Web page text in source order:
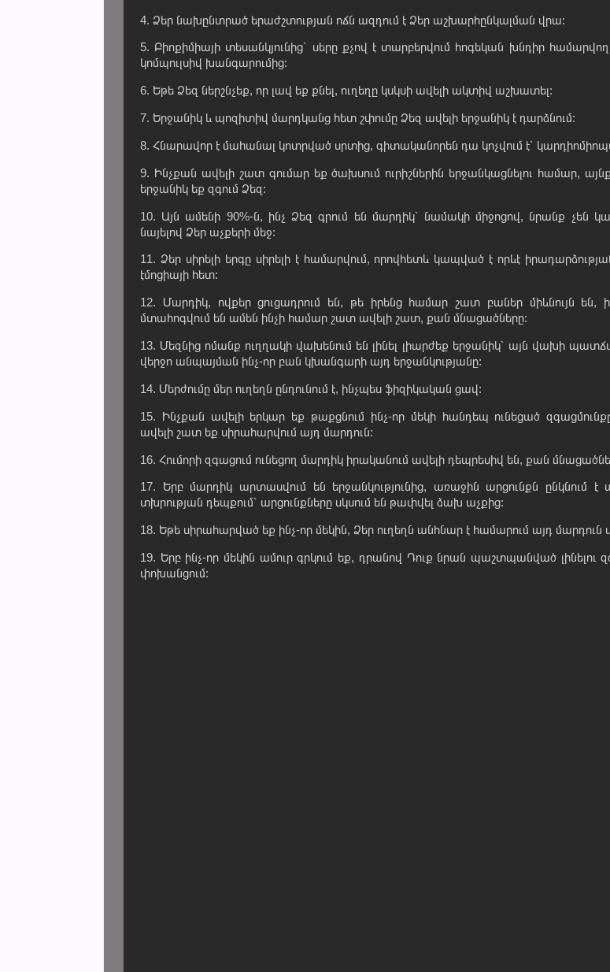
4. Ձեր նախընտրած երաժշտության ոճն ազդում է Ձեր աշխարհընկալման վրա:
5. Բիոքիմիայի տեսանկյունից՝ սերը քչով է տարբերվում հոգեկան խնդիր
կոմպուլսիվ խանգարումից:
6. Եթե Ձեզ ներշնչեք, որ լավ եք քնել, ուղեղը կսկսի ավելի ակտիվ աշխատել:
7. Երջանիկ և պոզիտիվ մարդկանց հետ շփումը Ձեզ ավելի երջանիկ է դարձնում:
8. Հնարավոր է մահանալ կոտրված սրտից, գիտականորեն դա կոչվում է՝
9. Ինչքան ավելի շատ գումար եք ծախսում ուրիշներին երջանկացնելու համար,
երջանիկ եք զգում Ձեզ:
10. Այն ամենի 90%-ն, ինչ Ձեզ գրում են մարդիկ՝ նամակի միջոցով, նրանք չեն
նայելով Ձեր աչքերի մեջ:
11. Ձեր սիրելի երգը սիրելի է համարվում, որովհետև կապված է որևէ
էմոցիայի հետ:
12. Մարդիկ, ովքեր ցուցադրում են, թե իրենց համար շատ բաներ միևնույն են,
մտահոգվում են ամեն ինչի համար շատ ավելի շատ, քան մնացածները:
13. Մեզնից ոմանք ուղղակի վախենում են լինել լիարժեք երջանիկ՝ այն վախի
վերջո անպայման ինչ-որ բան կխանգարի այդ երջանկությանը:
14. Մերժումը մեր ուղեղն ընդունում է, ինչպես ֆիզիկական ցավ:
15. Ինչքան ավելի երկար եք թաքցնում ինչ-որ մեկի հանդեպ ունեցած
ավելի շատ եք սիրահարվում այդ մարդուն:
16. Հումորի զգացում ունեցող մարդիկ իրականում ավելի դեպրեսիվ են, քան
17. Երբ մարդիկ արտասվում են երջանկությունից, առաջին արցունքն ընկնում է
տխրության դեպքում՝ արցունքները սկսում են թափվել ձախ աչքից:
18. Եթե սիրահարված եք ինչ-որ մեկին, Ձեր ուղեղն անհնար է համարում այդ մարդուն
19. Երբ ինչ-որ մեկին ամուր գրկում եք, դրանով Դուք նրան պաշտպանված լինելու
փոխանցում: